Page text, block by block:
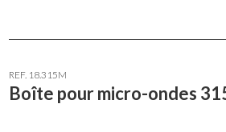
REF. 18.315M
Boîte pour micro-ondes